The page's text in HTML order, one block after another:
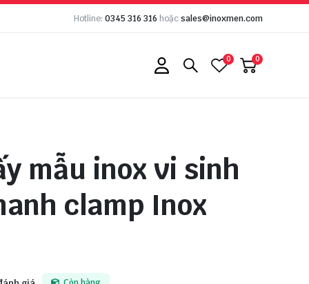
Hotline: 0345 316 316 hoặcsales@inoxmen.com
0 0
mẫu inox vi sinh
clamp Inox